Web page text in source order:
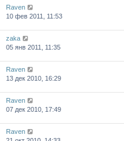
Raven
10 фев 2011, 11:53
zaka
05 янв 2011, 11:35
Raven
13 дек 2010, 16:29
Raven
07 дек 2010, 17:49
Raven